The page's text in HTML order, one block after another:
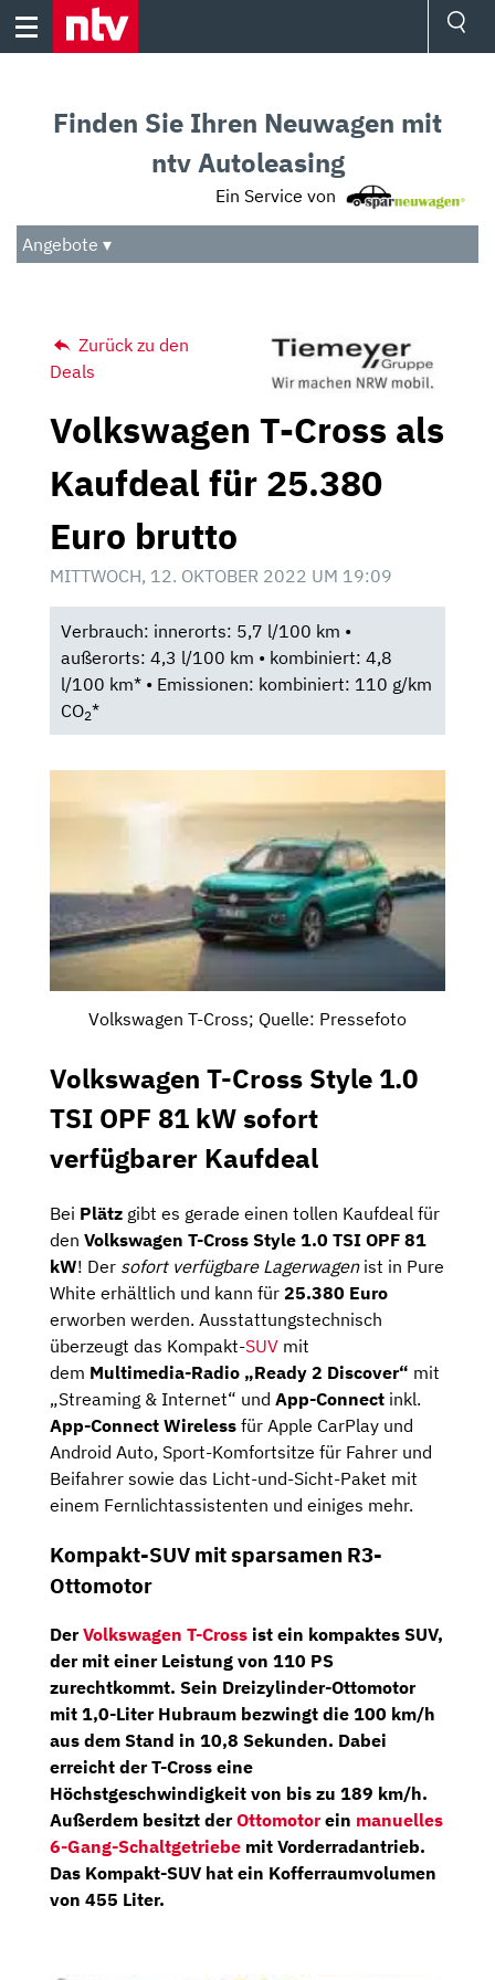
Skip
Audio
Das Beste
Finden Sie Ihren Neuwagen mit
ntv Autoleasing
Ein Service von
Angebote ▾
Zurück zu den
Deals
Volkswagen T-Cross als
Kaufdeal für 25.380
Euro brutto
MITTWOCH, 12. OKTOBER 2022 UM 19:09
Verbrauch: innerorts: 5,7 l/100 km •
außerorts: 4,3 l/100 km • kombiniert: 4,8
l/100 km* • Emissionen: kombiniert: 110 g/km
CO2*
Volkswagen T-Cross; Quelle: Pressefoto
Volkswagen T-Cross Style 1.0
TSI OPF 81 kW sofort
verfügbarer Kaufdeal
Bei Plätz gibt es gerade einen tollen Kaufdeal für
den Volkswagen T-Cross Style 1.0 TSI OPF 81
kW! Der sofort verfügbare Lagerwagenist in Pure
White erhältlich und kann für 25.380 Euro
erworben werden. Ausstattungstechnisch
überzeugt das Kompakt-SUV mit
dem Multimedia-Radio „Ready 2 Discover“ mit
„Streaming & Internet“ und App-Connect inkl.
App-Connect Wireless für Apple CarPlay und
Android Auto, Sport-Komfortsitze für Fahrer und
Beifahrer sowie das Licht-und-Sicht-Paket mit
einem Fernlichtassistenten und einiges mehr.
Kompakt-SUV mit sparsamen R3-
Ottomotor
DerVolkswagen T-Cross ist ein kompaktes SUV,
der mit einer Leistung von 110 PS
zurechtkommt. Sein Dreizylinder-Ottomotor
mit 1,0-Liter Hubraum bezwingt die 100 km/h
aus dem Stand in 10,8 Sekunden. Dabei
erreicht der T-Cross eine
Höchstgeschwindigkeit von bis zu 189 km/h.
Außerdem besitzt derOttomotorein manuelles
6-Gang-Schaltgetriebe mit Vorderradantrieb.
Das Kompakt-SUV hat ein Kofferraumvolumen
von 455 Liter.